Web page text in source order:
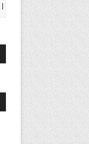
31 करोड़ की